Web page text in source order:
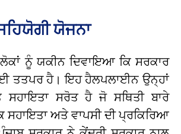
ਯੋਜਨਾ
ਨੂੰ ਯਕੀਨ ਦਿਵਾਇਆ ਕਿ ਸਰਕਾਰ
ਤਤਪਰ ਹੈ। ਇਹ ਹੈਲਪਲਾਈਨ ਉਨ੍ਹਾਂ
ਸਰੋਤ ਹੈ ਜੋ ਸਥਿਤੀ ਬਾਰੇ
ਸਹਾਇਤਾ ਅਤੇ ਵਾਪਸੀ ਦੀ ਪ੍ਰਕਿਰਿਆ